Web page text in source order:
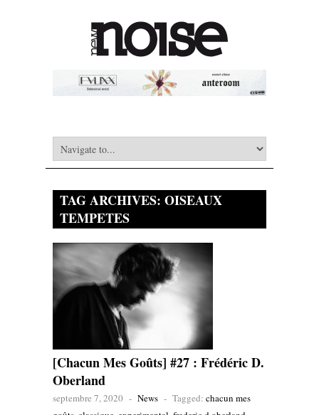
TAG ARCHIVES: OISEAUX
TEMPETES
[Chacun Mes Goûts] #27 : Frédéric D.
Oberland
septembre 7, 2020 - News - Tagged: chacun mes